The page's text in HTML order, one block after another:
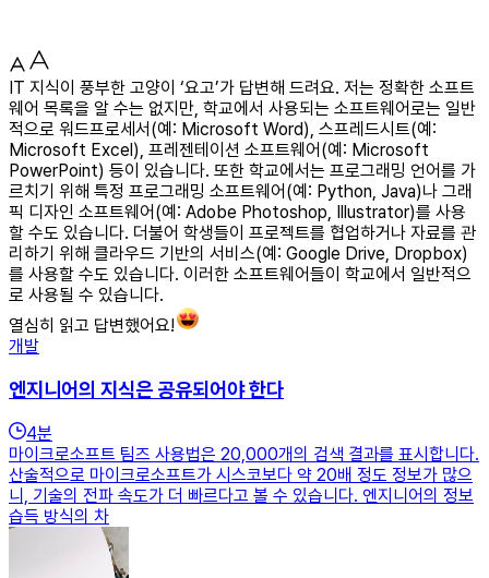
IT 지식이 풍부한 고양이 ‘요고’가 답변해 드려요. 저는 정확한 소프트
웨어 목록을 알 수는 없지만, 학교에서 사용되는 소프트웨어로는 일반
적으로 워드프로세서(예: Microsoft Word), 스프레드시트(예:
Microsoft Excel), 프레젠테이션 소프트웨어(예: Microsoft
PowerPoint) 등이 있습니다. 또한 학교에서는 프로그래밍 언어를 가
르치기 위해 특정 프로그래밍 소프트웨어(예: Python, Java)나 그래
픽 디자인 소프트웨어(예: Adobe Photoshop, Illustrator)를 사용
할 수도 있습니다. 더불어 학생들이 프로젝트를 협업하거나 자료를 관
리하기 위해 클라우드 기반의 서비스(예: Google Drive, Dropbox)
를 사용할 수도 있습니다. 이러한 소프트웨어들이 학교에서 일반적으
로 사용될 수 있습니다.
열심히 읽고 답변했어요!
개발
엔지니어의 지식은 공유되어야 한다
4분
마이크로소프트 팀즈 사용법은 20,000개의 검색 결과를 표시합니다.
산술적으로 마이크로소프트가 시스코보다 약 20배 정도 정보가 많으
니, 기술의 전파 속도가 더 빠르다고 볼 수 있습니다. 엔지니어의 정보
습득 방식의 차